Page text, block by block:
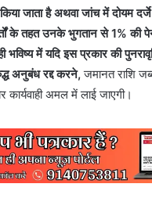
जाता है अथवा जांच में दोयम दर्जे
के तहत उनके भुगतान से 1% की
भविष्य में यदि इस प्रकार की
अनुबंध रद्द करने, जमानत राशि
अमल में लाई जाएगी।